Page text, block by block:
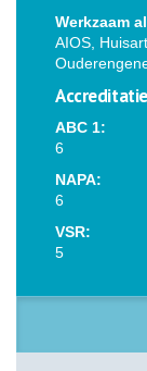
Werkzaam
AIOS,
ABC 1:
6
NAPA:
6
VSR:
5